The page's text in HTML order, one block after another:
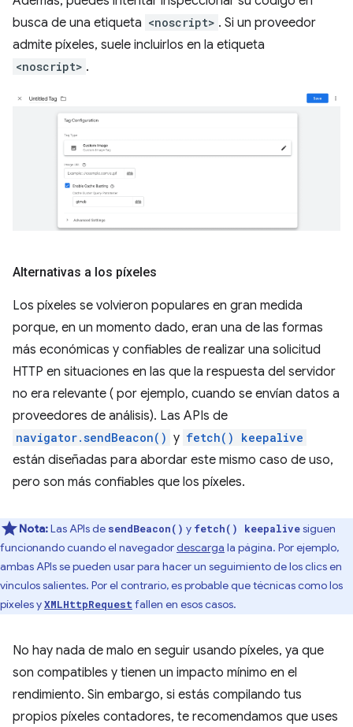
busca de una etiqueta <noscript> . Si un proveedor
admite píxeles, suele incluirlos en la etiqueta
<noscript> .
Alternativas a los píxeles
Los píxeles se volvieron populares en gran medida
porque, en un momento dado, eran una de las formas
más económicas y confiables de realizar una solicitud
HTTP en situaciones en las que la respuesta del servidor
no era relevante ( por ejemplo, cuando se envían datos a
proveedores de análisis). Las APIs de
navigator.sendBeacon() y fetch() keepalive
están diseñadas para abordar este mismo caso de uso,
pero son más confiables que los píxeles.
Nota:Las APIs de sendBeacon() y fetch() keepalivesiguen
funcionando cuando el navegadordescarga la página. Por ejemplo,
ambas APIs se pueden usar para hacer un seguimiento de los clics en
vínculos salientes. Por el contrario, es probable que técnicas como los
píxeles yXMLHttpRequest fallen en esos casos.
No hay nada de malo en seguir usando píxeles, ya que
son compatibles y tienen un impacto mínimo en el
rendimiento. Sin embargo, si estás compilando tus
propios píxeles contadores, te recomendamos que uses